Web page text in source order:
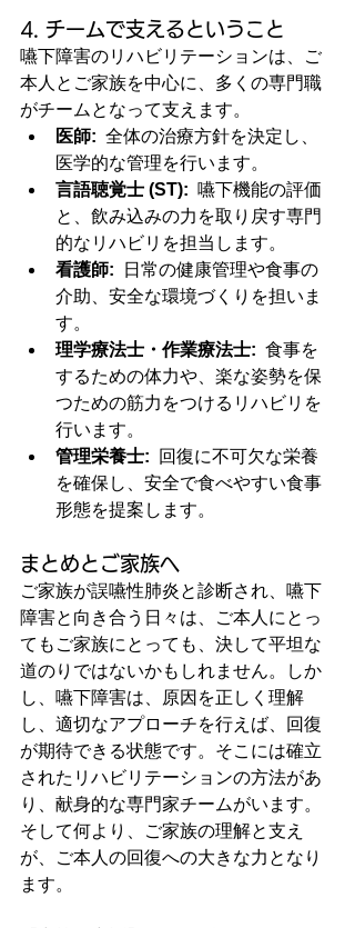
4. チームで支えるということ
嚥下障害のリハビリテーションは、ご
本人とご家族を中心に、多くの専門職
がチームとなって支えます。
医師: 全体の治療方針を決定し、
医学的な管理を行います。
言語聴覚士 (ST): 嚥下機能の評価
と、飲み込みの力を取り戻す専門
的なリハビリを担当します。
看護師: 日常の健康管理や食事の
介助、安全な環境づくりを担いま
す。
理学療法士・作業療法士: 食事を
するための体力や、楽な姿勢を保
つための筋力をつけるリハビリを
行います。
管理栄養士: 回復に不可欠な栄養
を確保し、安全で食べやすい食事
形態を提案します。
まとめとご家族へ
ご家族が誤嚥性肺炎と診断され、嚥下
障害と向き合う日々は、ご本人にとっ
てもご家族にとっても、決して平坦な
道のりではないかもしれません。しか
し、嚥下障害は、原因を正しく理解
し、適切なアプローチを行えば、回復
が期待できる状態です。そこには確立
されたリハビリテーションの方法があ
り、献身的な専門家チームがいます。
そして何より、ご家族の理解と支え
が、ご本人の回復への大きな力となり
ます。